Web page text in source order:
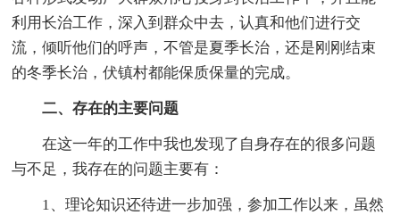
利用长治工作，深入到群众中去，认真和他们进行交
流，倾听他们的呼声，不管是夏季长治，还是刚刚结束
的冬季长治，伏镇村都能保质保量的完成。
二、存在的主要问题
在这一年的工作中我也发现了自身存在的很多问题
与不足，我存在的问题主要有：
1、理论知识还待进一步加强，参加工作以来，虽然